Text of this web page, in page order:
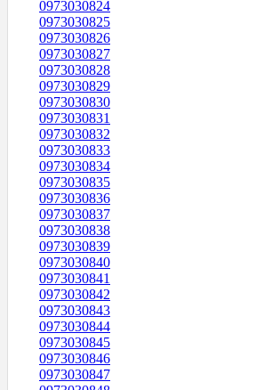
0973030824
0973030825
0973030826
0973030827
0973030828
0973030829
0973030830
0973030831
0973030832
0973030833
0973030834
0973030835
0973030836
0973030837
0973030838
0973030839
0973030840
0973030841
0973030842
0973030843
0973030844
0973030845
0973030846
0973030847